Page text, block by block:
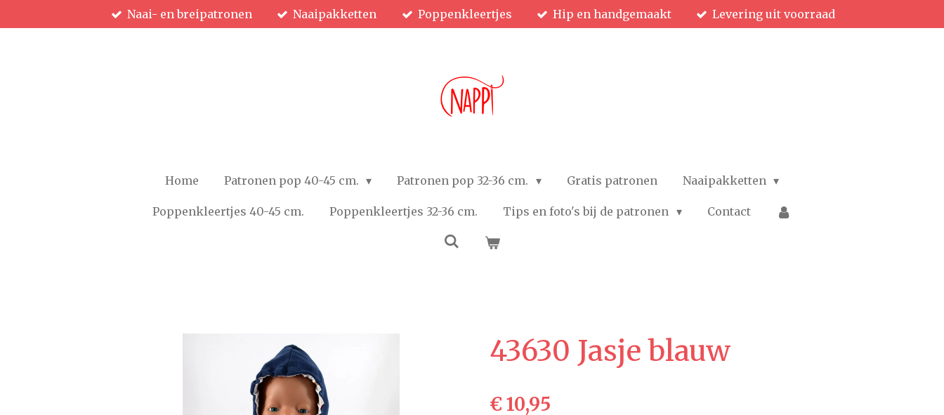
direct
Naai- en breipatronen Naaipakketten Poppenkleertjes Hip en handgemaakt Levering uit voorraad
Home Patronen pop 40-45 cm. Patronen pop 32-36 cm. Gratis patronen Naaipakketten
Poppenkleertjes 40-45 cm. Poppenkleertjes 32-36 cm. Tips en foto's bij de patronen Contact
43630 Jasje blauw
€ 10,95